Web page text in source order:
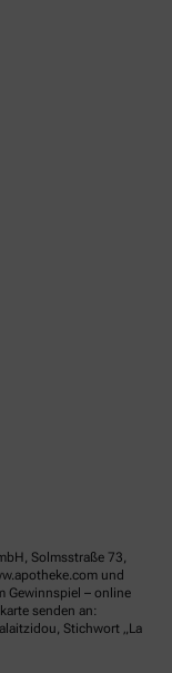
Solmsstraße 73,
und
Gewinnspiel – online
senden an:
Stichwort „La